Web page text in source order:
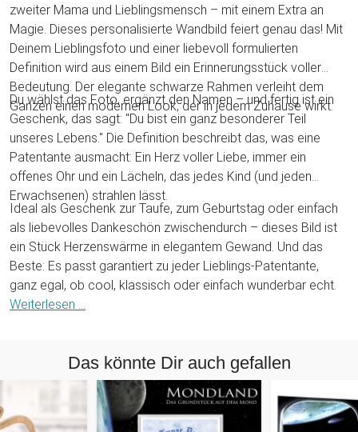
zweiter Mama und Lieblingsmensch – mit einem Extra an
Magie. Dieses personalisierte Wandbild feiert genau das! Mit
Deinem Lieblingsfoto und einer liebevoll formulierten
Definition wird aus einem Bild ein Erinnerungsstück voller
Bedeutung. Der elegante schwarze Rahmen verleiht dem
Ganzen einen modernen Look, der in jedem Zuhause wirkt.
Du wählst das Foto, ergänzt den Namen – und fertig ist ein
Geschenk, das sagt: "Du bist ein ganz besonderer Teil
unseres Lebens." Die Definition beschreibt das, was eine
Patentante ausmacht: Ein Herz voller Liebe, immer ein
offenes Ohr und ein Lächeln, das jedes Kind (und jeden
Erwachsenen) strahlen lässt.
Ideal als Geschenk zur Taufe, zum Geburtstag oder einfach
als liebevolles Dankeschön zwischendurch – dieses Bild ist
ein Stück Herzenswärme in elegantem Gewand. Und das
Beste: Es passt garantiert zu jeder Lieblings-Patentante,
ganz egal, ob cool, klassisch oder einfach wunderbar echt.
Weiterlesen ...
Das könnte Dir auch gefallen